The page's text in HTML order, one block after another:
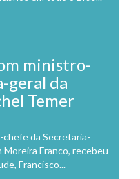
ministro-
geral da
Temer
da Secretaria-
Franco, recebeu
Francisco...